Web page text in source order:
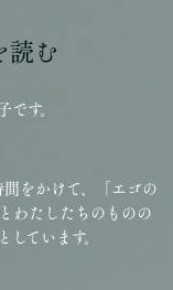
読む
です。
をかけて、「エゴの
わたしたちのものの
ています。